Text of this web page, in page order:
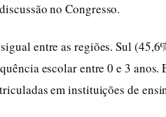
no Congresso.
entre as regiões. Sul
escolar entre 0 e 3 anos.
em instituições de